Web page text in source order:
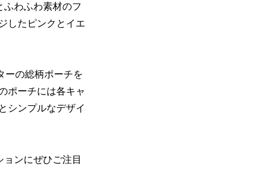
ふわふわ素材のフ
したピンクとイエ
ーの総柄ポーチを
ポーチには各キャ
シンプルなデザイ
ンにぜひご注目